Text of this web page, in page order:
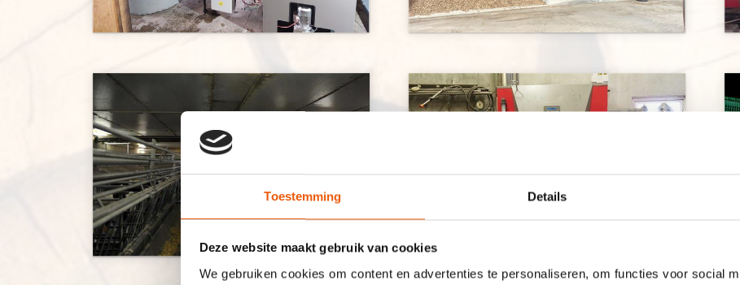
Toestemming Details
Deze website maakt gebruik van cookies
We gebruiken cookies om content en advertenties te personaliseren, om functies voor social